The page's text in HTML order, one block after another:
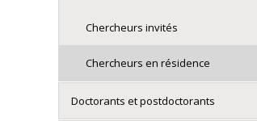
Chercheurs invités
Chercheurs en résidence
Doctorants et postdoctorants